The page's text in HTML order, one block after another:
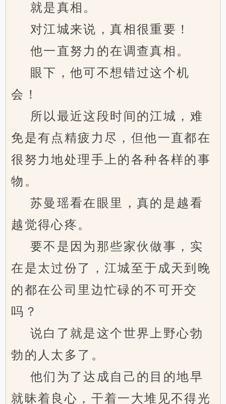
就是真相。
对江城来说，真相很重要！
他一直努力的在调查真相。
眼下，他可不想错过这个机
会！
所以最近这段时间的江城，难
免是有点精疲力尽，但他一直都在
很努力地处理手上的各种各样的事
物。
苏曼瑶看在眼里，真的是越看
越觉得心疼。
要不是因为那些家伙做事，实
在是太过份了，江城至于成天到晚
的都在公司里边忙碌的不可开交
吗？
说白了就是这个世界上野心勃
勃的人太多了。
他们为了达成自己的目的地早
就昧着良心，干着一大堆见不得光